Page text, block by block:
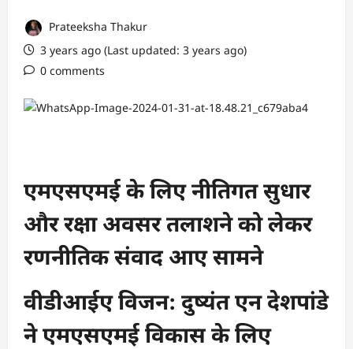
Prateeksha Thakur
3 years ago (Last updated: 3 years ago)
0 comments
एमएसएमई के लिए नीतिगत सुधार
और रक्षा अवसर तलाशने को लेकर
रणनीतिक संवाद आए सामने
वीडीआईए विजन: दुष्यंत एन देशपांडे
ने एमएसएमई विकास के लिए